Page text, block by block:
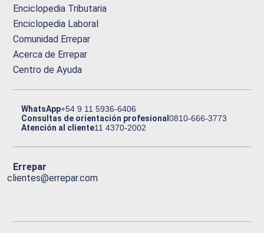
Enciclopedia Tributaria
Enciclopedia Laboral
Comunidad Errepar
Acerca de Errepar
Centro de Ayuda
WhatsApp+54 9 11 5936-6406
Consultas de orientación profesional0810-666-3773
Atención al cliente11 4370-2002
Errepar
clientes@errepar.com